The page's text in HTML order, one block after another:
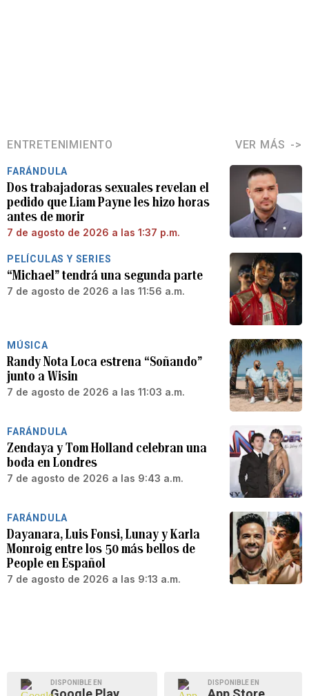
ENTRETENIMIENTO VER MÁS
FARÁNDULA
Dos trabajadoras sexuales revelan el
pedido que Liam Payne les hizo horas
antes de morir
7 de agosto de 2026 a las 1:37 p.m.
PELÍCULAS Y SERIES
“Michael” tendrá una segunda parte
7 de agosto de 2026 a las 11:56 a.m.
MÚSICA
Randy Nota Loca estrena “Soñando”
junto a Wisin
7 de agosto de 2026 a las 11:03 a.m.
FARÁNDULA
Zendaya y Tom Holland celebran una
boda en Londres
7 de agosto de 2026 a las 9:43 a.m.
FARÁNDULA
Dayanara, Luis Fonsi, Lunay y Karla
Monroig entre los 50 más bellos de
People en Español
7 de agosto de 2026 a las 9:13 a.m.
DISPONIBLE EN DISPONIBLE EN